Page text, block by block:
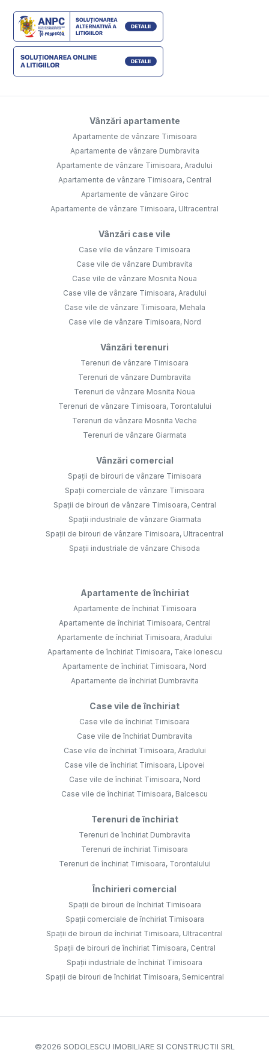
Vânzări apartamente
Apartamente de vânzare Timisoara
Apartamente de vânzare Dumbravita
Apartamente de vânzare Timisoara, Aradului
Apartamente de vânzare Timisoara, Central
Apartamente de vânzare Giroc
Apartamente de vânzare Timisoara, Ultracentral
Vânzări case vile
Case vile de vânzare Timisoara
Case vile de vânzare Dumbravita
Case vile de vânzare Mosnita Noua
Case vile de vânzare Timisoara, Aradului
Case vile de vânzare Timisoara, Mehala
Case vile de vânzare Timisoara, Nord
Vânzări terenuri
Terenuri de vânzare Timisoara
Terenuri de vânzare Dumbravita
Terenuri de vânzare Mosnita Noua
Terenuri de vânzare Timisoara, Torontalului
Terenuri de vânzare Mosnita Veche
Terenuri de vânzare Giarmata
Vânzări comercial
Spații de birouri de vânzare Timisoara
Spații comerciale de vânzare Timisoara
Spații de birouri de vânzare Timisoara, Central
Spații industriale de vânzare Giarmata
Spații de birouri de vânzare Timisoara, Ultracentral
Spații industriale de vânzare Chisoda
Apartamente de închiriat
Apartamente de închiriat Timisoara
Apartamente de închiriat Timisoara, Central
Apartamente de închiriat Timisoara, Aradului
Apartamente de închiriat Timisoara, Take Ionescu
Apartamente de închiriat Timisoara, Nord
Apartamente de închiriat Dumbravita
Case vile de închiriat
Case vile de închiriat Timisoara
Case vile de închiriat Dumbravita
Case vile de închiriat Timisoara, Aradului
Case vile de închiriat Timisoara, Lipovei
Case vile de închiriat Timisoara, Nord
Case vile de închiriat Timisoara, Balcescu
Terenuri de închiriat
Terenuri de închiriat Dumbravita
Terenuri de închiriat Timisoara
Terenuri de închiriat Timisoara, Torontalului
Închirieri comercial
Spații de birouri de închiriat Timisoara
Spații comerciale de închiriat Timisoara
Spații de birouri de închiriat Timisoara, Ultracentral
Spații de birouri de închiriat Timisoara, Central
Spații industriale de închiriat Timisoara
Spații de birouri de închiriat Timisoara, Semicentral
©2026 SODOLESCU IMOBILIARE SI CONSTRUCTII SRL